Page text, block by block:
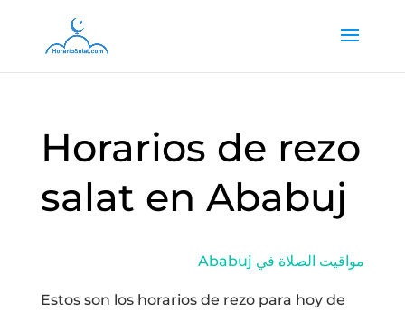
Horarios de rezo
salat en Ababuj
Ababuj مواقيت الصلاة في
Estos son los horarios de rezo para hoy de